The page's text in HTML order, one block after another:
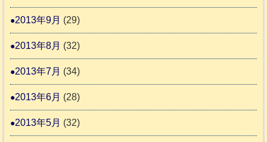
2013年9月 (29)
2013年8月 (32)
2013年7月 (34)
2013年6月 (28)
2013年5月 (32)